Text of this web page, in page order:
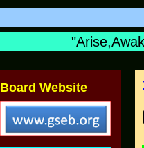
Board Website